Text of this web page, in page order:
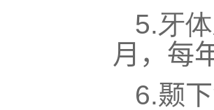
5.牙
月，每
6.颞